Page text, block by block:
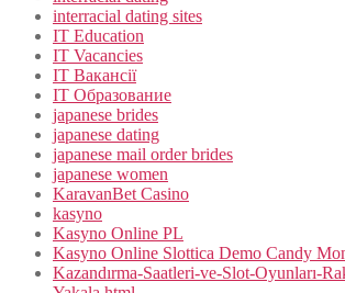
interracial dating sites
IT Education
IT Vacancies
IT Вакансії
IT Образование
japanese brides
japanese dating
japanese mail order brides
japanese women
KaravanBet Casino
kasyno
Kasyno Online PL
Kasyno Online Slottica Demo Candy
Kazandırma-Saatleri-ve-Slot-Oyunları-